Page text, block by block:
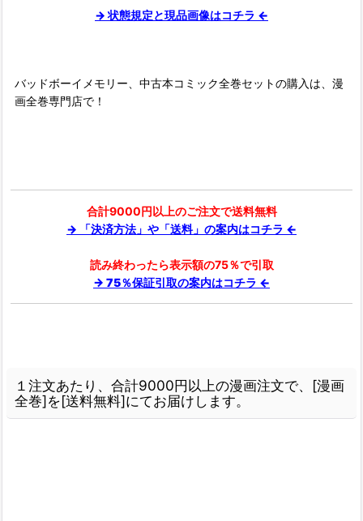
→ 状態規定と現品画像はコチラ ←
バッドボーイメモリー、中古本コミック全巻セットの購入は、漫
画全巻専門店で！
合計9000円以上のご注文で送料無料
→ 「決済方法」や「送料」の案内はコチラ ←
読み終わったら表示額の75％で引取
→ 75％保証引取の案内はコチラ ←
１注文あたり、合計9000円以上の漫画注文で、[漫画
全巻]を[送料無料]にてお届けします。